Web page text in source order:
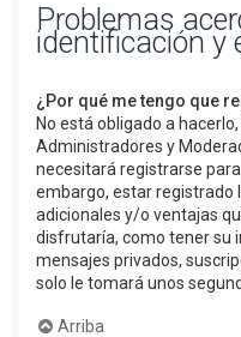
Problemas
identificación y
¿Por qué me tengo que
No está obligado a
Administradores y
necesitará registrarse
embargo, estar registrado
adicionales y/o ventajas
disfrutaría, como tener su
mensajes privados,
solo le tomará unos
Arriba